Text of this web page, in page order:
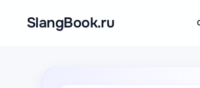
содержимомуSlangBook.ru